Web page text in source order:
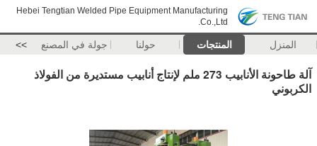
Hebei Tengtian Welded Pipe Equipment Manufacturing
Co.,Ltd.
المنزل المنتجات حولنا جولة في المصنع >>
آلة طاحونة الأنابيب 273 ملم لإنتاج أنابيب مستديرة من الفولاذ
الكربوني